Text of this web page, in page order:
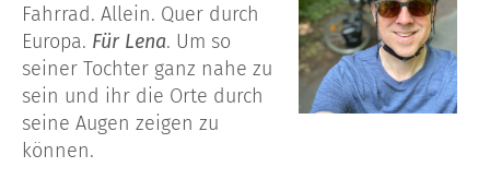
Fahrrad. Allein. Quer durch
Europa. Für Lena. Um so
seiner Tochter ganz nahe zu
sein und ihr die Orte durch
seine Augen zeigen zu
können.